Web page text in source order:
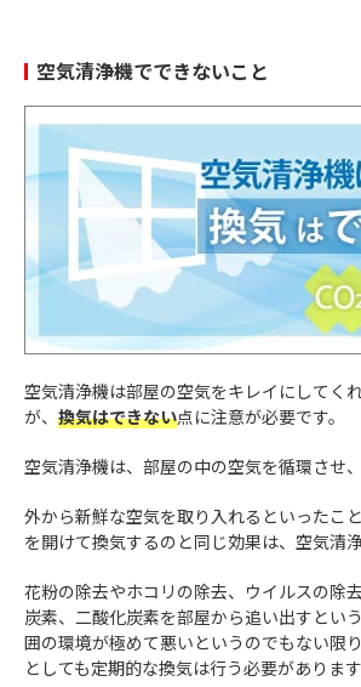
空気清浄機でできないこと
空気清浄機は部屋の空気をキレイにしてく
が、 換気はできない点に注意が必要です。
空気清浄機は、部屋の中の空気を循環させ
外から新鮮な空気を取り入れるといったこ
を開けて換気するのと同じ効果は、空気清
花粉の除去やホコリの除去、ウイルスの除
炭素、二酸化炭素を部屋から追い出すとい
囲の環境が極めて悪いというのでもない限
としても定期的な換気は行う必要があります